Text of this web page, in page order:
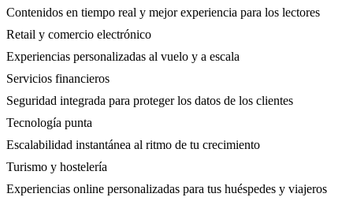
Contenidos en tiempo real y mejor experiencia para los lectores
Retail y comercio electrónico
Experiencias personalizadas al vuelo y a escala
Servicios financieros
Seguridad integrada para proteger los datos de los clientes
Tecnología punta
Escalabilidad instantánea al ritmo de tu crecimiento
Turismo y hostelería
Experiencias online personalizadas para tus huéspedes y viajeros